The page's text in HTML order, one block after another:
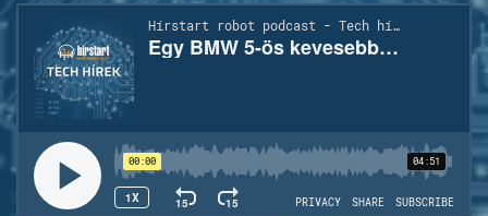
TECH HÍREK
FILM-ZENE-SZÓRAKOZÁS
PLAYLIST
MI AZ A ROBOT PODCAST?